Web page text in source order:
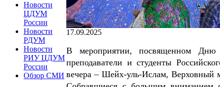
Новости
ЦДУМ
России
Новости
РДУМ
Новости
РИУ ЦДУМ
России
Обзор СМИ
17.09.2025
В мероприятии, посвященном Дню
преподаватели и студенты
вечера – Шейх-уль-Ислам,